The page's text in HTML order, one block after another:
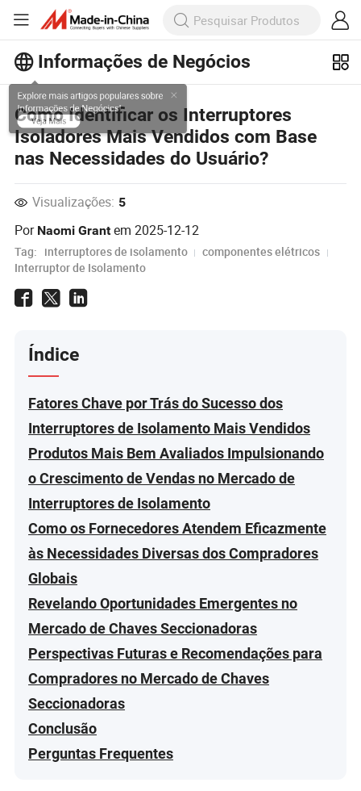
Informações de Negócios
Explore mais artigos populares sobre
Informações de Negócios!
Veja Mais
Como Identificar os Interruptores
Isoladores Mais Vendidos com Base
nas Necessidades do Usuário?
Visualizações: 5
Por Naomi Grant em2025-12-12
Tag: interruptores de isolamento
componentes elétricos
Interruptor de Isolamento
Índice
Fatores Chave por Trás do Sucesso dos
Interruptores de Isolamento Mais Vendidos
Produtos Mais Bem Avaliados Impulsionando
o Crescimento de Vendas no Mercado de
Interruptores de Isolamento
Como os Fornecedores Atendem Eficazmente
às Necessidades Diversas dos Compradores
Globais
Revelando Oportunidades Emergentes no
Mercado de Chaves Seccionadoras
Perspectivas Futuras e Recomendações para
Compradores no Mercado de Chaves
Seccionadoras
Conclusão
Perguntas Frequentes